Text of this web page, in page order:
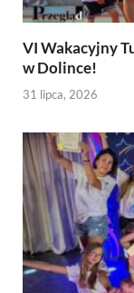
VI Wakacyjny
w Dolince!
31 lipca, 2026